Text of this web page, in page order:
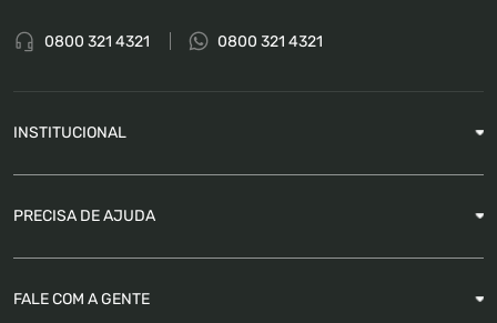
0800 321 4321 0800 321 4321
INSTITUCIONAL
PRECISA DE AJUDA
FALE COM A GENTE